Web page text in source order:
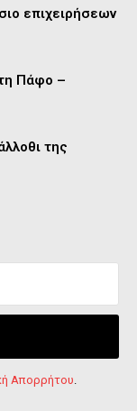
επιχειρήσεων
Πάφο –
της
Απορρήτου